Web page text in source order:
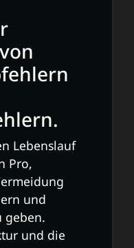
Lebenslauf
Pro,
und
geben.
und die